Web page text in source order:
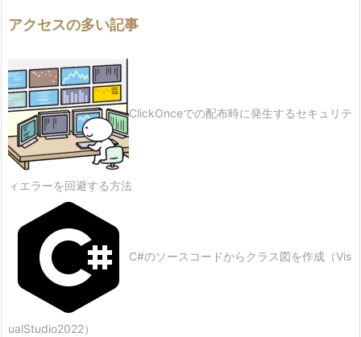
アクセスの多い記事
ClickOnceでの配布時に発生するセキュリテ
ィエラーを回避する方法
C#のソースコードからクラス図を作成（Vis
ualStudio2022）